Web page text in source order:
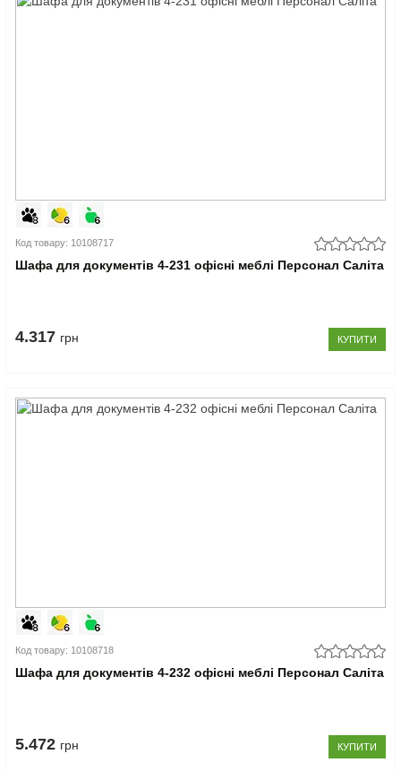
Код товару: 10108717
Шафа для документів 4-231 офісні меблі Персонал Саліта
4.317 грн КУПИТИ
Код товару: 10108718
Шафа для документів 4-232 офісні меблі Персонал Саліта
5.472 грн КУПИТИ